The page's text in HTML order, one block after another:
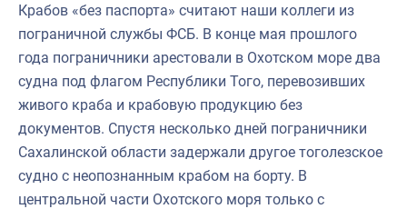
Крабов «без паспорта» считают наши коллеги из
пограничной службы ФСБ. В конце мая прошлого
года пограничники арестовали в Охотском море два
судна под флагом Республики Того, перевозивших
живого краба и крабовую продукцию без
документов. Спустя несколько дней пограничники
Сахалинской области задержали другое тоголезское
судно с неопознанным крабом на борту. В
центральной части Охотского моря только с